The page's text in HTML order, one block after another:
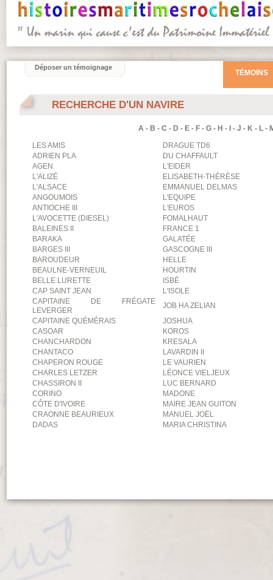
RECHERCHE D'UN NAVIRE
A - B - C - D - E - F - G - H - - J - K - L -
LES AMIS
DRAGUE TD6
ADRIEN PLA
DU CHAFFAULT
AGEN
L'EIDER
L'ALIZÉ
ELISABETH-THÉRÈSE
L'ALSACE
EMMANUEL DELMAS
ANGOUMOIS
L'EQUIPE
ANTIOCHE III
L'EUROS
L'AVOCETTE (DIESEL)
FOMALHAUT
BALEINES II
FRANCE 1
BARAKA
GALATÉE
BARGES III
GASCOGNE III
BAROUDEUR
HELLE
BEAULNE-VERNEUIL
HOURTIN
BELLE LURETTE
ISBÉ
CAP SAINT JEAN
L'ISOLE
CAPITAINE DE FRÉGATE
LEVERGER
JOB HA ZELIAN
CAPITAINE QUÉMÉRAIS
JOSHUA
CASOAR
KOROS
CHANCHARDON
KRESALA
CHANTACO
LAVARDIN II
CHAPERON ROUGE
LE VAURIEN
CHARLES LETZER
LÉONCE VIELJEUX
CHASSIRON II
LUC BERNARD
CORINO
MADONE
CÔTE D'IVOIRE
MAIRE JEAN GUITON
CRAONNE BEAURIEUX
MANUEL JOËL
DADAS
MARIA CHRISTINA
TÉMOINS
Déposer un témoignage